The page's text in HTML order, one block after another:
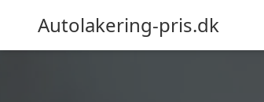
Autolakering-pris.dk